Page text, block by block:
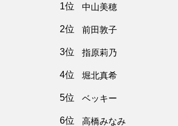
1位 中山美穂
2位 前田敦子
3位 指原莉乃
4位 堀北真希
5位 ベッキー
6位 高橋みなみ